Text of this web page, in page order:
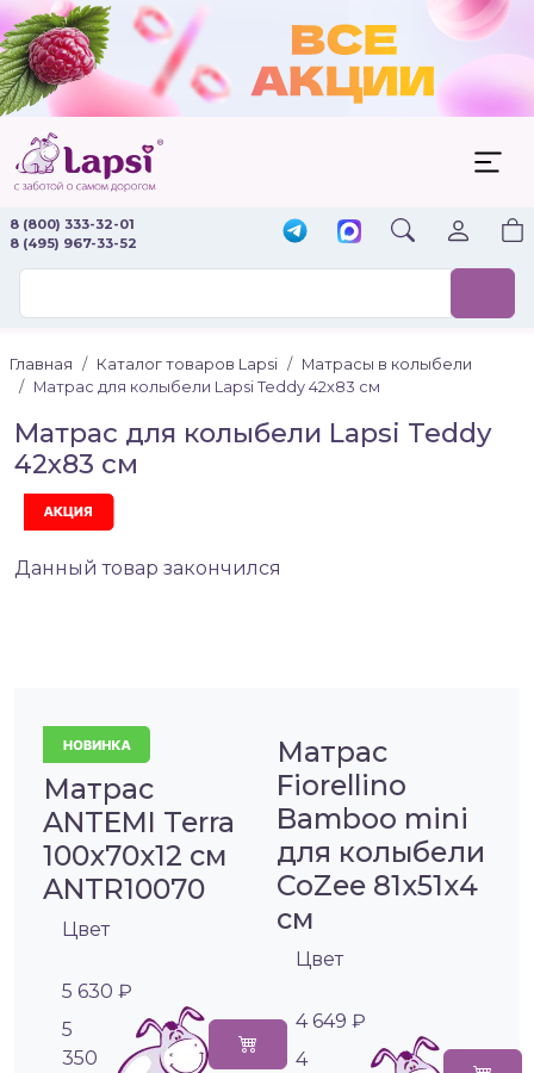
8 (800) 333-32-01
8 (495) 967-33-52
Главная Каталог товаров Lapsi
Матрасы в колыбели
Матрас для колыбели Lapsi Teddy 42x83 см
Матрас для колыбели Lapsi Teddy
42x83 см
Данный товар закончился
Матрас
ANTEMI Terra
100х70х12 см
ANTR10070
Цвет
5 630 ₽
5
350
Матрас
Fiorellino
Bamboo mini
для колыбели
CoZee 81х51х4
см
Цвет
4 649 ₽
4